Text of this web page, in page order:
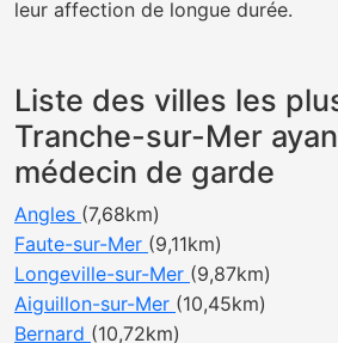
leur affection de longue durée.
Liste des villes les
Tranche-sur-Mer
médecin de garde
Angles (7,68km)
Faute-sur-Mer (9,11km)
Longeville-sur-Mer (9,87km)
Aiguillon-sur-Mer (10,45km)
Bernard (10,72km)